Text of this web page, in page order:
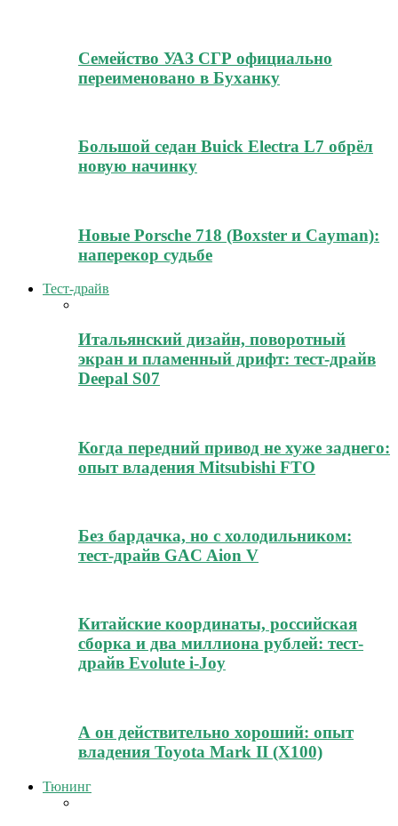
Семейство УАЗ СГР официально
переименовано в Буханку
Большой седан Buick Electra L7 обрёл
новую начинку
Новые Porsche 718 (Boxster и Cayman):
наперекор судьбе
Тест-драйв
Итальянский дизайн, поворотный
экран и пламенный дрифт: тест-драйв
Deepal S07
Когда передний привод не хуже заднего:
опыт владения Mitsubishi FTO
Без бардачка, но с холодильником:
тест-драйв GAC Aion V
Китайские координаты, российская
сборка и два миллиона рублей: тест-
драйв Evolute i-Joy
А он действительно хороший: опыт
владения Toyota Mark II (Х100)
Тюнинг